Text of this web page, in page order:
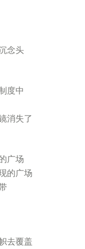
念头
度中
消失了
广场
的广场
去覆盖